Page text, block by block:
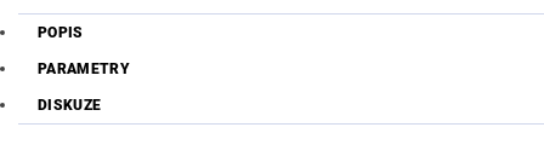
POPIS
PARAMETRY
DISKUZE